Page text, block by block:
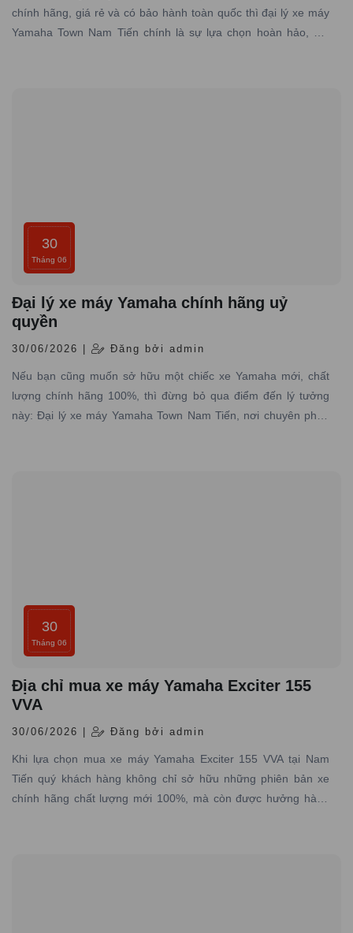
chính hãng, giá rẻ và có bảo hành toàn quốc thì đại lý xe máy
Yamaha Town Nam Tiến chính là sự lựa chọn hoàn hảo, nơi
30
Tháng 06
Đại lý xe máy Yamaha chính hãng uỷ
quyền
30/06/2026 | Đăng bởi admin
Nếu bạn cũng muốn sở hữu một chiếc xe Yamaha mới, chất
lượng chính hãng 100%, thì đừng bỏ qua điểm đến lý tưởng
này: Đại lý xe máy Yamaha Town Nam Tiến, nơi chuyên phân
30
Tháng 06
Địa chỉ mua xe máy Yamaha Exciter 155
VVA
30/06/2026 | Đăng bởi admin
Khi lựa chọn mua xe máy Yamaha Exciter 155 VVA tại Nam
Tiến quý khách hàng không chỉ sở hữu những phiên bản xe
chính hãng chất lượng mới 100%, mà còn được hưởng hàng